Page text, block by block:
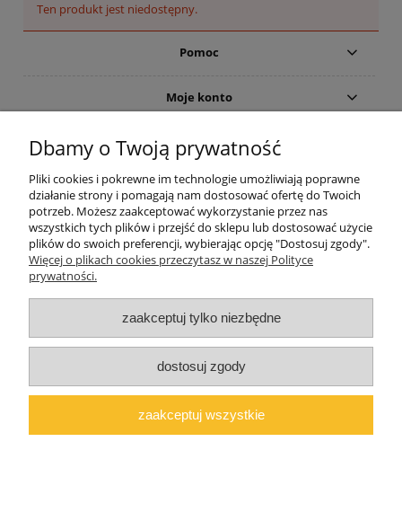
Ten produkt jest niedostępny.
Pomoc
Moje konto
O firmie
Polski producent mebli ALMER MEBLE | Okrajszów 20, 97-500
Radomsko, woj. łódzkie | NIP: 7722212376 | E-
mail:marcin@almermeble.pl| Telefon:446824803
© 2025copyright by ALMER MEBLE
Sklep internetowy Shoper.pl
Dbamy o Twoją prywatność
Pliki cookies i pokrewne im technologie umożliwiają poprawne
działanie strony i pomagają nam dostosować ofertę do Twoich
potrzeb. Możesz zaakceptować wykorzystanie przez nas
wszystkich tych plików i przejść do sklepu lub dostosować użycie
plików do swoich preferencji, wybierając opcję "Dostosuj zgody".
Więcej o plikach cookies przeczytasz w naszej Polityce
prywatności.
zaakceptuj tylko niezbędne
dostosuj zgody
zaakceptuj wszystkie